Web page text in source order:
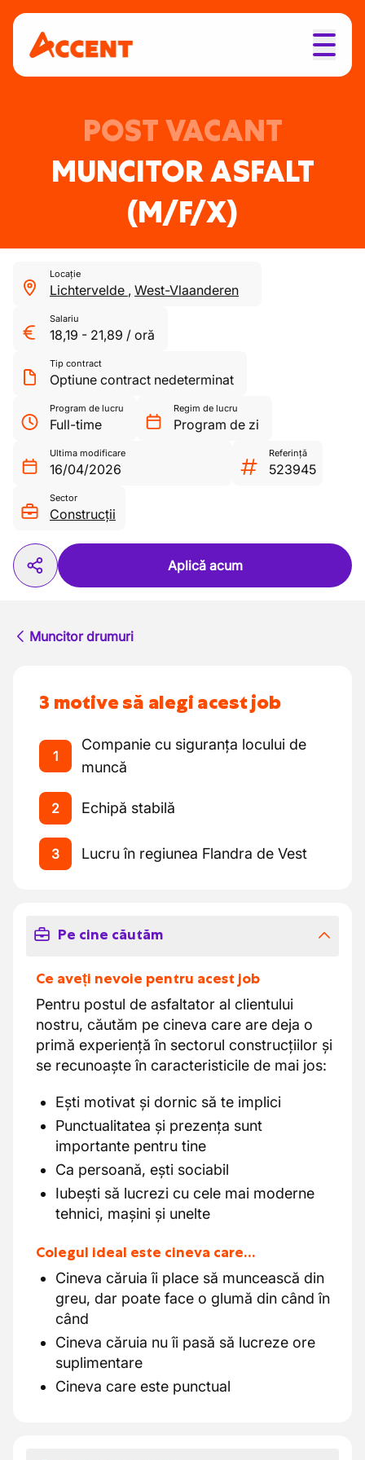
POST VACANT
MUNCITOR ASFALT
(M/F/X)
Locație
Lichtervelde , West-Vlaanderen
Salariu
18,19 - 21,89 / oră
Tip contract
Optiune contract nedeterminat
Program de lucru
Full-time
Regim de lucru
Program de zi
Ultima modificare
16/04/2026
Referință
523945
Sector
Construcții
Aplică acum
Muncitor drumuri
3 motive să alegi acest job
1
Companie cu siguranța locului de
muncă
2 Echipă stabilă
3 Lucru în regiunea Flandra de Vest
Pe cine căutăm
Ce aveți nevoie pentru acest job
Pentru postul de asfaltator al clientului
nostru, căutăm pe cineva care are deja o
primă experiență în sectorul construcțiilor și
se recunoaște în caracteristicile de mai jos:
Ești motivat și dornic să te implici
Punctualitatea și prezența sunt
importante pentru tine
Ca persoană, ești sociabil
Iubești să lucrezi cu cele mai moderne
tehnici, mașini și unelte
Colegul ideal este cineva care…
Cineva căruia îi place să muncească din
greu, dar poate face o glumă din când în
când
Cineva căruia nu îi pasă să lucreze ore
suplimentare
Cineva care este punctual